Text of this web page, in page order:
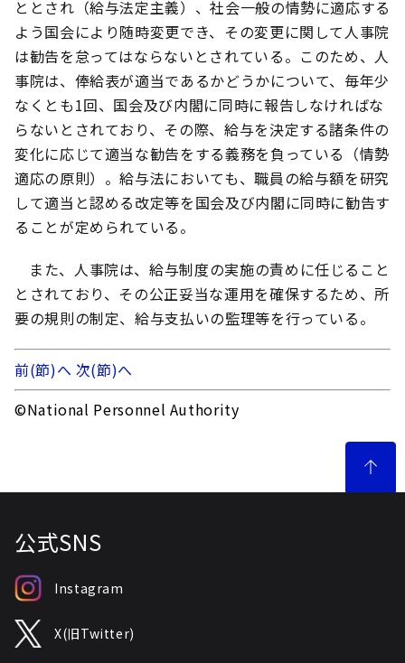
ととされ（給与法定主義）、社会一般の情勢に適応する
よう国会により随時変更でき、その変更に関して人事院
は勧告を怠ってはならないとされている。このため、人
事院は、俸給表が適当であるかどうかについて、毎年少
なくとも1回、国会及び内閣に同時に報告しなければな
らないとされており、その際、給与を決定する諸条件の
変化に応じて適当な勧告をする義務を負っている（情勢
適応の原則）。給与法においても、職員の給与額を研究
して適当と認める改定等を国会及び内閣に同時に勧告す
ることが定められている。
また、人事院は、給与制度の実施の責めに任じること
とされており、その公正妥当な運用を確保するため、所
要の規則の制定、給与支払いの監理等を行っている。
前(節)へ 次(節)へ
©National Personnel Authority
公式SNS
Instagram
X(旧Twitter)